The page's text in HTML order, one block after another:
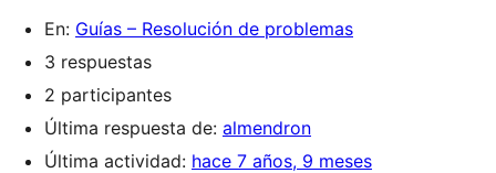
En: Guías – Resolución de problemas
3 respuestas
2 participantes
Última respuesta de: almendron
Última actividad: hace 7 años, 9 meses